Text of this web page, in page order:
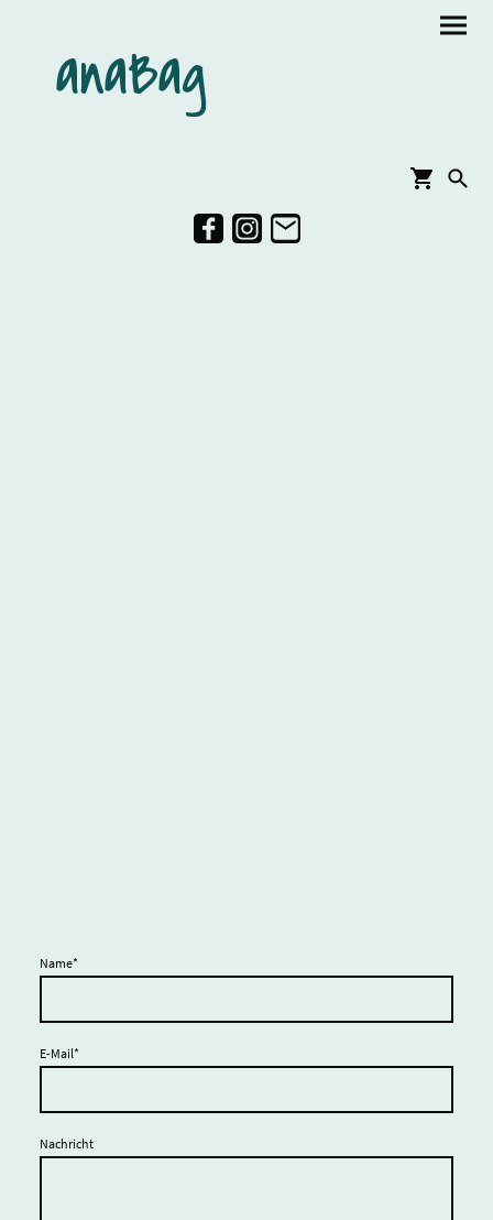
anaBag
Name*
E-Mail*
Nachricht